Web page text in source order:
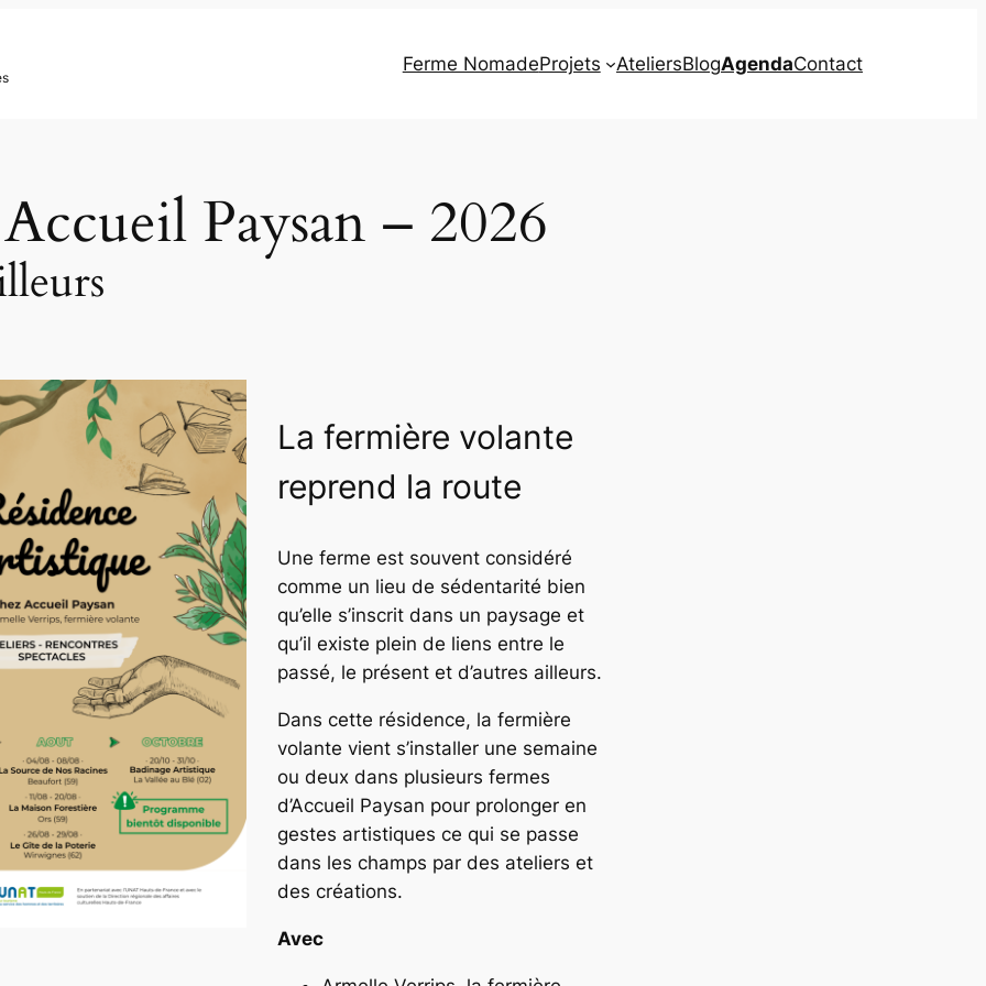
Ferme NomadeProjets AteliersBlogAgendaContact
Paysan – 2026
La fermière volante
reprend la route
Une ferme est souvent considéré
comme un lieu de sédentarité bien
qu’elle s’inscrit dans un paysage et
qu’il existe plein de liens entre le
passé, le présent et d’autres ailleurs.
Dans cette résidence, la fermière
volante vient s’installer une semaine
ou deux dans plusieurs fermes
d’Accueil Paysan pour prolonger en
gestes artistiques ce qui se passe
dans les champs par des ateliers et
des créations.
Avec